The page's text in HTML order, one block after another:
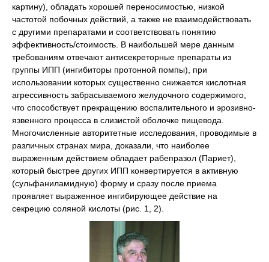
картину), обладать хорошей переносимостью, низкой
частотой побочных действий, а также не взаимодействовать
с другими препаратами и соответствовать понятию
эффективность/стоимость. В наибольшей мере данным
требованиям отвечают антисекреторные препараты из
группы ИПП (ингибиторы протонной помпы), при
использовании которых существенно снижается кислотная
агрессивность забрасываемого желудочного содержимого,
что способствует прекращению воспалительного и эрозивно-
язвенного процесса в слизистой оболочке пищевода.
Многочисленные авторитетные исследования, проводимые в
различных странах мира, доказали, что наиболее
выраженным действием обладает рабепразол (Париет),
который быстрее других ИПП конвертируется в активную
(сульфаниламидную) форму и сразу после приема
проявляет выраженное ингибирующее действие на
секрецию соляной кислоты (рис. 1, 2).